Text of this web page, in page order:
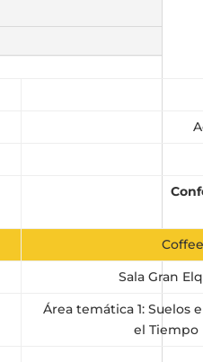
Sala Gran
Área temática 1: Suelos
el Tiempo